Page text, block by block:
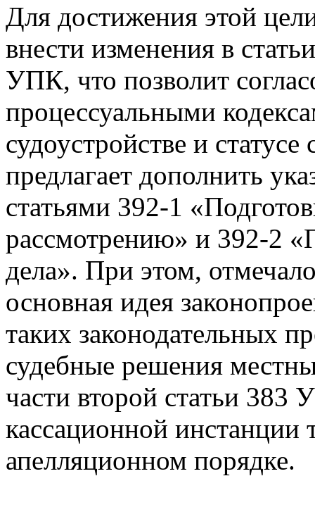
Для достижения этой
внести изменения в
УПК, что позволит
процессуальными
судоустройстве и
предлагает дополнить
статьями 392-1
рассмотрению» и 392-2
дела». При этом,
основная идея
таких законодательных
судебные решения
части второй статьи 383
кассационной инстанции
апелляционном порядке.